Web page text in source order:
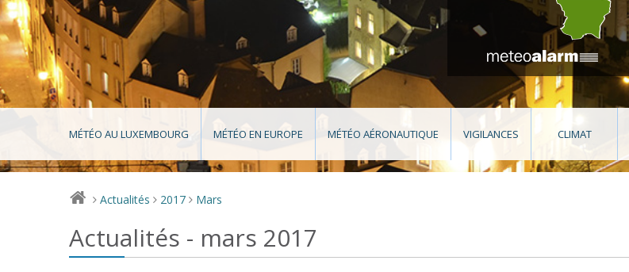
MÉTÉO AU LUXEMBOURG MÉTÉO EN EUROPE MÉTÉO AÉRONAUTIQUE VIGILANCES CLIMAT
> Actualités > 2017 > Mars
Actualités - mars 2017